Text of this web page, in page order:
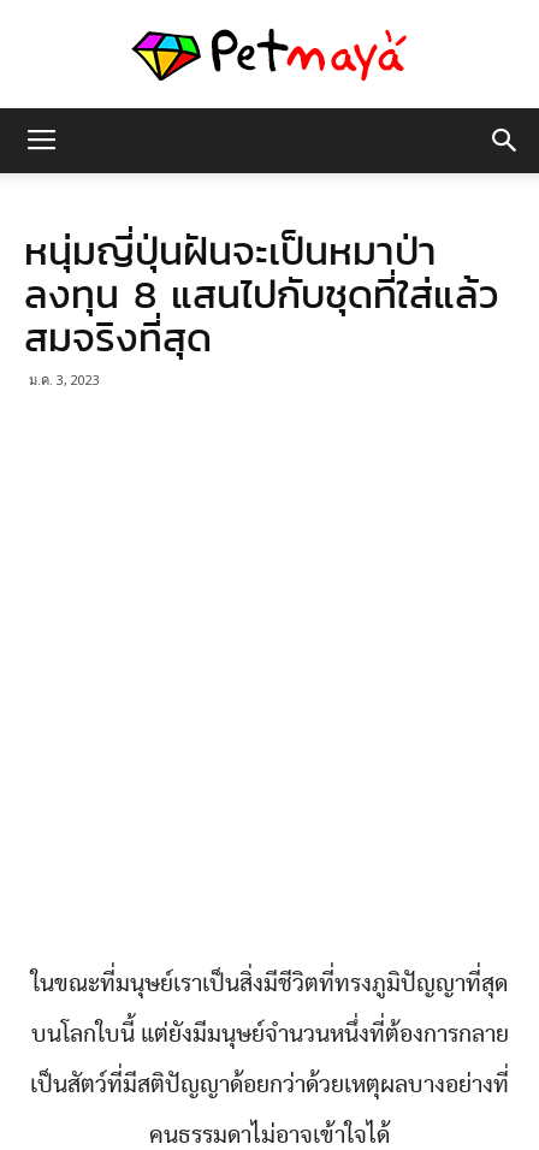
มายา
หนุ่มญี่ปุ่นฝันจะเป็นหมาป่า
ลงทุน 8 แสนไปกับชุดที่ใส่แล้ว
สมจริงที่สุด
ม.ค. 3, 2023
ในขณะที่มนุษย์เราเป็นสิ่งมีชีวิตที่ทรงภูมิปัญญาที่สุด
บนโลกใบนี้ แต่ยังมีมนุษย์จำนวนหนึ่งที่ต้องการกลาย
เป็นสัตว์ที่มีสติปัญญาด้อยกว่าด้วยเหตุผลบางอย่างที่
คนธรรมดาไม่อาจเข้าใจได้